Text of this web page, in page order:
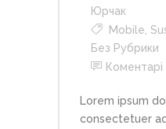
Юрчак
Mobile
Без Рубрики
Коментарі
Lorem ipsum
consectetuer